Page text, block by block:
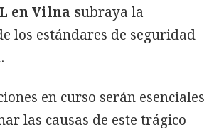
en Vilna subraya la
los estándares de seguridad
en curso serán esenciales
las causas de este trágico